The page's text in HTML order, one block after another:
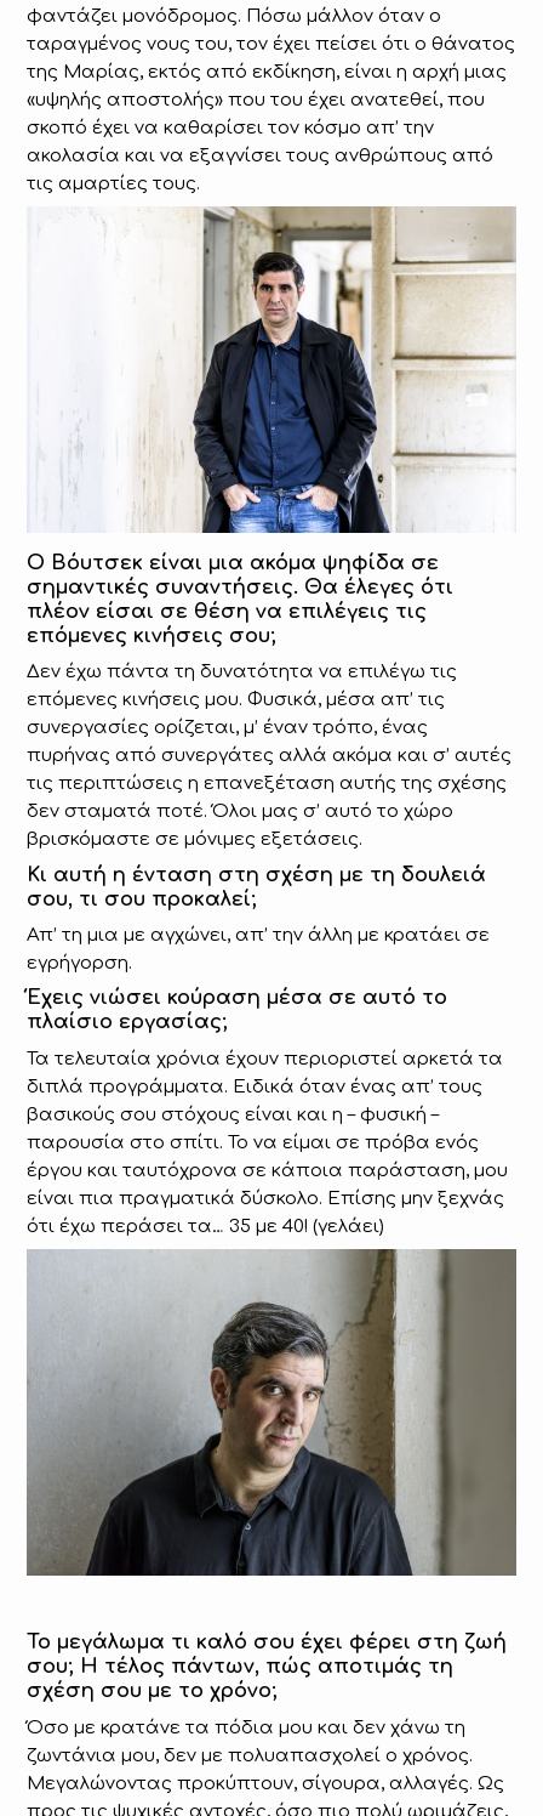
φαντάζει μονόδρομος. Πόσω μάλλον όταν ο
ταραγμένος νους του, τον έχει πείσει ότι ο θάνατος
της Μαρίας, εκτός από εκδίκηση, είναι η αρχή μιας
«υψηλής αποστολής» που του έχει ανατεθεί, που
σκοπό έχει να καθαρίσει τον κόσμο απ’ την
ακολασία και να εξαγνίσει τους ανθρώπους από
τις αμαρτίες τους.
Ο Βόυτσεκ είναι μια ακόμα ψηφίδα σε
σημαντικές συναντήσεις. Θα έλεγες ότι
πλέον είσαι σε θέση να επιλέγεις τις
επόμενες κινήσεις σου;
Δεν έχω πάντα τη δυνατότητα να επιλέγω τις
επόμενες κινήσεις μου. Φυσικά, μέσα απ’ τις
συνεργασίες ορίζεται, μ’ έναν τρόπο, ένας
πυρήνας από συνεργάτες αλλά ακόμα και σ’ αυτές
τις περιπτώσεις η επανεξέταση αυτής της σχέσης
δεν σταματά ποτέ. Όλοι μας σ’ αυτό το χώρο
βρισκόμαστε σε μόνιμες εξετάσεις.
Κι αυτή η ένταση στη σχέση με τη δουλειά
σου, τι σου προκαλεί;
Απ’ τη μια με αγχώνει, απ’ την άλλη με κρατάει σε
εγρήγορση.
Έχεις νιώσει κούραση μέσα σε αυτό το
πλαίσιο εργασίας;
Τα τελευταία χρόνια έχουν περιοριστεί αρκετά τα
διπλά προγράμματα. Ειδικά όταν ένας απ’ τους
βασικούς σου στόχους είναι και η – φυσική –
παρουσία στο σπίτι. Το να είμαι σε πρόβα ενός
έργου και ταυτόχρονα σε κάποια παράσταση, μου
είναι πια πραγματικά δύσκολο. Επίσης μην ξεχνάς
ότι έχω περάσει τα… 35 με 40! (γελάει)
Το μεγάλωμα τι καλό σου έχει φέρει στη ζωή
σου; Η τέλος πάντων, πώς αποτιμάς τη
σχέση σου με το χρόνο;
Όσο με κρατάνε τα πόδια μου και δεν χάνω τη
ζωντάνια μου, δεν με πολυαπασχολεί ο χρόνος.
Μεγαλώνοντας προκύπτουν, σίγουρα, αλλαγές. Ως
προς τις ψυχικές αντοχές, όσο πιο πολύ ωριμάζεις,